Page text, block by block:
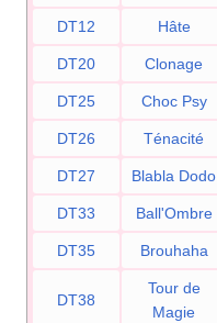
DT12 Hâte
DT20 Clonage
DT25 Choc Psy
DT26 Ténacité
DT27 Blabla Dodo
DT33 Ball'Ombre
DT35 Brouhaha
DT38
Tour de
Magie